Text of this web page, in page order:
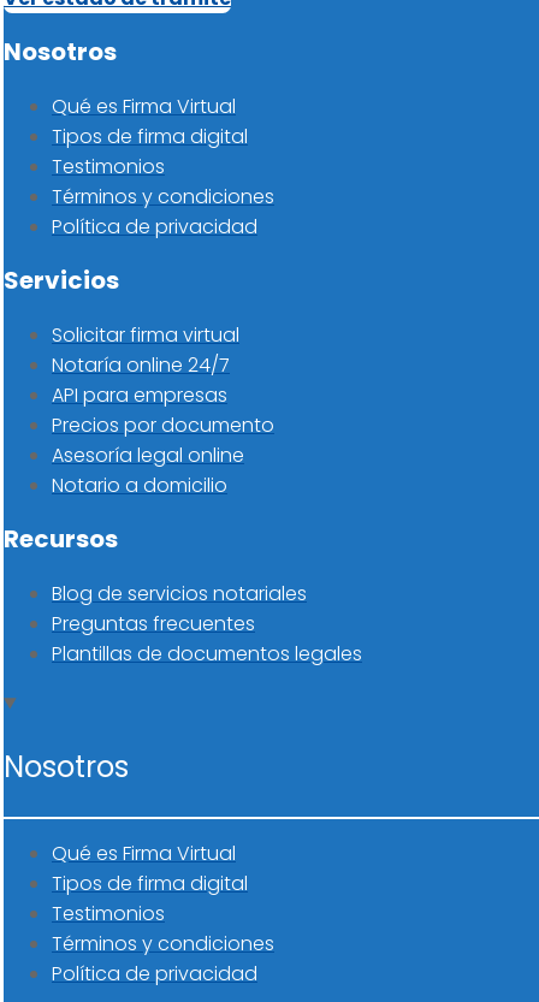
Nosotros
Qué es Firma Virtual
Tipos de firma digital
Testimonios
Términos y condiciones
Política de privacidad
Servicios
Solicitar firma virtual
Notaría online 24/7
API para empresas
Precios por documento
Asesoría legal online
Notario a domicilio
Recursos
Blog de servicios notariales
Preguntas frecuentes
Plantillas de documentos legales
Nosotros
Qué es Firma Virtual
Tipos de firma digital
Testimonios
Términos y condiciones
Política de privacidad